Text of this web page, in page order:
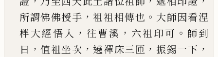
所謂佛佛授手 ， 祖祖相傳也 。 大師因看涅
柈大經悟入 ， 往曹溪 ， 六祖印可 。 師到
日 ，值祖坐次 ， 遶禪床三匝 ， 振錫一下 ，